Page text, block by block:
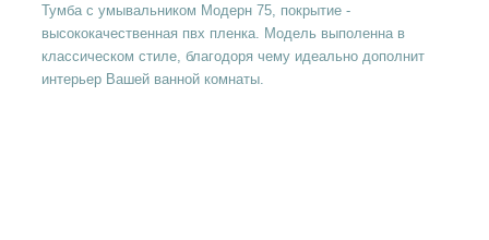
Тумба с умывальником Модерн 75, покрытие -
высококачественная пвх пленка. Модель выполенна в
классическом стиле, благодоря чему идеально дополнит
интерьер Вашей ванной комнаты.